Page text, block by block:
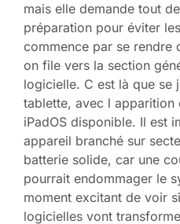
mais elle demande tout
préparation pour éviter
commence par se rendre
on file vers la section
logicielle. C est là que se
tablette, avec l apparition
iPadOS disponible. Il est
appareil branché sur
batterie solide, car une
pourrait endommager le
moment excitant de voir
logicielles vont